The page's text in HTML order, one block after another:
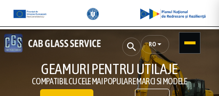
RO
GEAMURI PENTRU UTILAJE
COMPATIBIL CU CELE MAI POPULARE MARCI SI MODELE